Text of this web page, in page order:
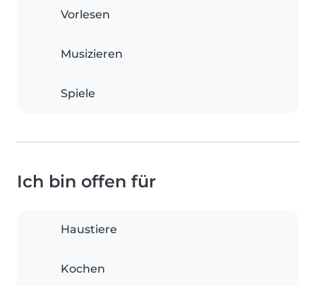
Vorlesen
Musizieren
Spiele
Ich bin offen für
Haustiere
Kochen